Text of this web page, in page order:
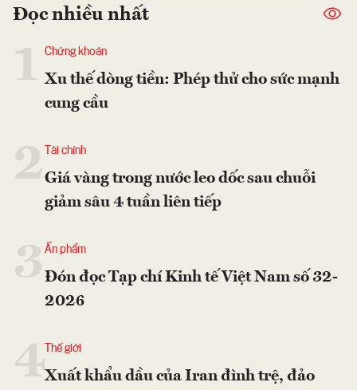
Đọc nhiều nhất
Chứng khoán
Xu thế dòng tiền: Phép thử cho sức mạnh
cung cầu
2 Tài chính
Giá vàng trong nước leo dốc sau chuỗi
giảm sâu 4 tuần liên tiếp
Ấn phẩm
Đón đọc Tạp chí Kinh tế Việt Nam số 32-
2026
4 Thế giới
Xuất khẩu dầu của Iran đình trệ, đảo